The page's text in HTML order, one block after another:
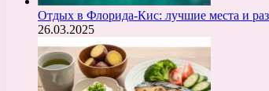
Отдых в Флорида-Кис: лучшие места и
26.03.2025